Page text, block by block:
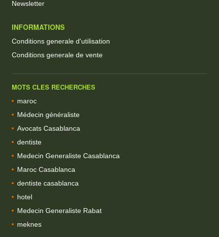
Newsletter
INFORMATIONS
Conditions generale d'utilisation
Conditions generale de vente
MOTS CLES RECHERCHES
maroc
Médecin généraliste
Avocats Casablanca
dentiste
Medecin Generaliste Casablanca
Maroc Casablanca
dentiste casablanca
hotel
Medecin Generaliste Rabat
meknes